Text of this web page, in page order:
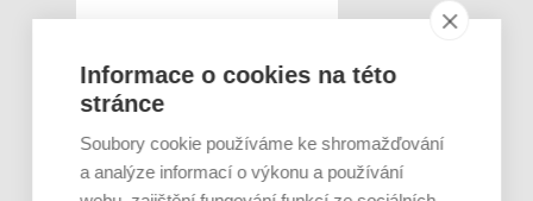
Informace o cookies na této
stránce
Soubory cookie používáme ke shromažďování
a analýze informací o výkonu a používání